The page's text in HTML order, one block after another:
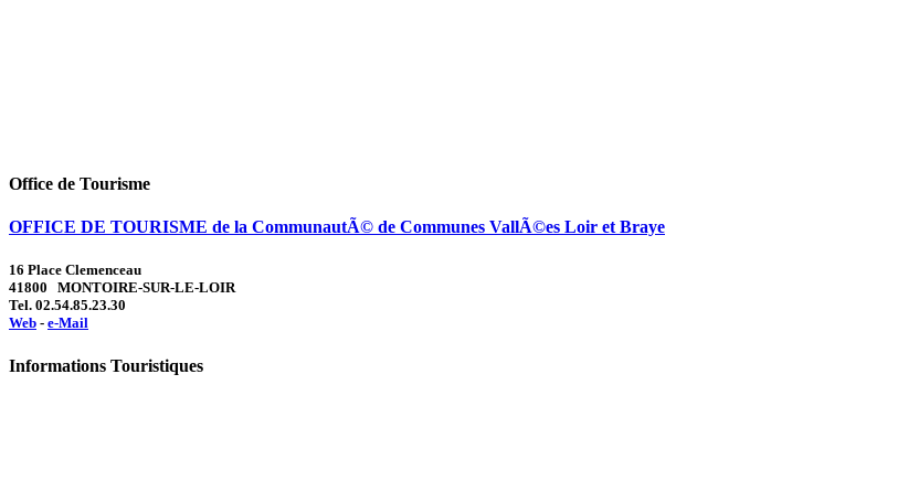
Office de Tourisme
OFFICE DE TOURISME de la CommunautÃ© de Communes VallÃ©es Loir et Braye
16 Place Clemenceau
41800 MONTOIRE-SUR-LE-LOIR
Tel. 02.54.85.23.30
Web - e-Mail
Informations Touristiques